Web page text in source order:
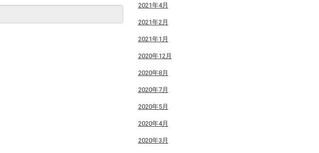
2021年4月
2021年2月
2021年1月
2020年12月
2020年8月
2020年7月
2020年5月
2020年4月
2020年3月